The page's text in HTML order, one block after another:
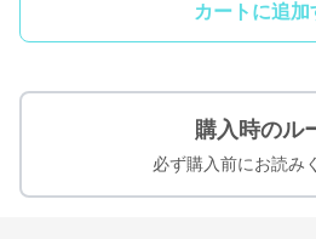
カートに追加
購入時のル
必ず購入前にお読み